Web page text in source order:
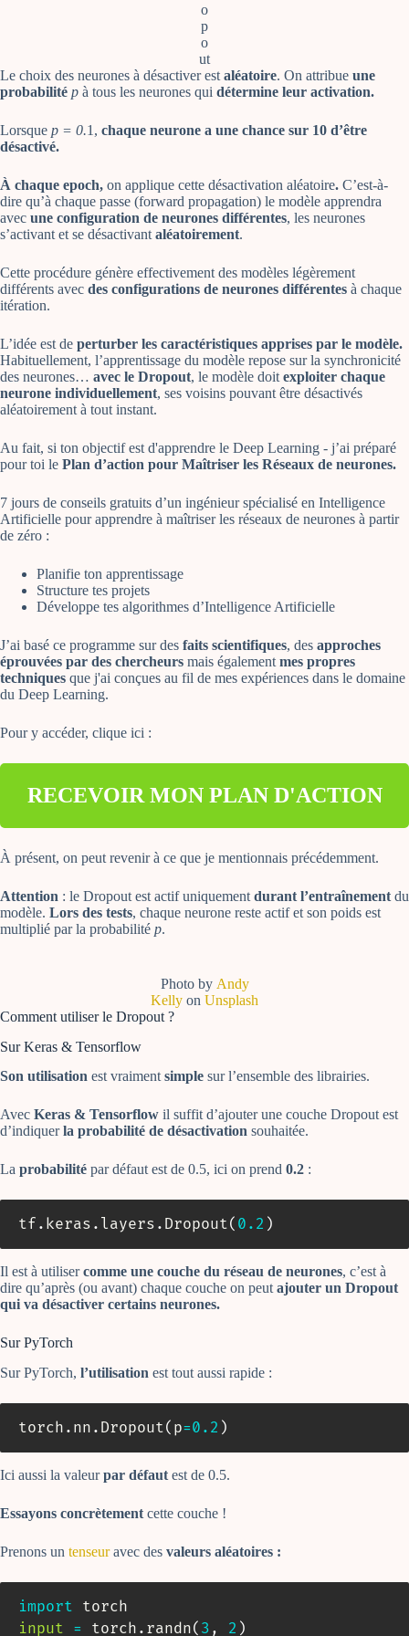
o
p
o
ut
Le choix des neurones à désactiver est aléatoire. On attribue une
probabilité p à tous les neurones qui détermine leur activation.
Lorsque p = 0.1, chaque neurone a une chance sur 10 d’être
désactivé.
À chaque epoch, on applique cette désactivation aléatoire. C’est-à-
dire qu’à chaque passe (forward propagation) le modèle apprendra
avec une configuration de neurones différentes, les neurones
s’activant et se désactivant aléatoirement.
Cette procédure génère effectivement des modèles légèrement
différents avec des configurations de neurones différentes à chaque
itération.
L’idée est de perturber les caractéristiques apprises par le modèle.
Habituellement, l’apprentissage du modèle repose sur la synchronicité
des neurones… avec le Dropout, le modèle doit exploiter chaque
neurone individuellement, ses voisins pouvant être désactivés
aléatoirement à tout instant.
Au fait, si ton objectif est d'apprendre le Deep Learning - j’ai préparé
pour toi le Plan d’action pour Maîtriser les Réseaux de neurones.
7 jours de conseils gratuits d’un ingénieur spécialisé en Intelligence
Artificielle pour apprendre à maîtriser les réseaux de neurones à partir
de zéro :
Planifie ton apprentissage
Structure tes projets
Développe tes algorithmes d’Intelligence Artificielle
J’ai basé ce programme sur des faits scientifiques, des approches
éprouvées par des chercheurs mais également mes propres
techniques que j'ai conçues au fil de mes expériences dans le domaine
du Deep Learning.
Pour y accéder, clique ici :
RECEVOIR MON PLAN D'ACTION
À présent, on peut revenir à ce que je mentionnais précédemment.
Attention : le Dropout est actif uniquement durant l’entraînement du
modèle. Lors des tests, chaque neurone reste actif et son poids est
multiplié par la probabilité p.
Photo by Andy
Kelly on Unsplash
Comment utiliser le Dropout ?
Sur Keras & Tensorflow
Son utilisation est vraiment simple sur l’ensemble des librairies.
Avec Keras & Tensorflow il suffit d’ajouter une couche Dropout est
d’indiquerla probabilité de désactivation souhaitée.
La probabilité par défaut est de 0.5, ici on prend 0.2 :
tf . keras . layers . Dropout( 0.2 )
Il est à utilisercomme une couche du réseau de neurones, c’est à
dire qu’après (ou avant) chaque couche on peut ajouter un Dropout
qui va désactiver certains neurones.
Sur PyTorch
Sur PyTorch, l’utilisation est tout aussi rapide :
torch . nn . Dropout( p=0.2 )
Ici aussi la valeurpar défaut est de 0.5.
Essayons concrètement cette couche !
Prenons un tenseuravec des valeurs aléatoires :
import
input = torch . randn( 3 , 2 )